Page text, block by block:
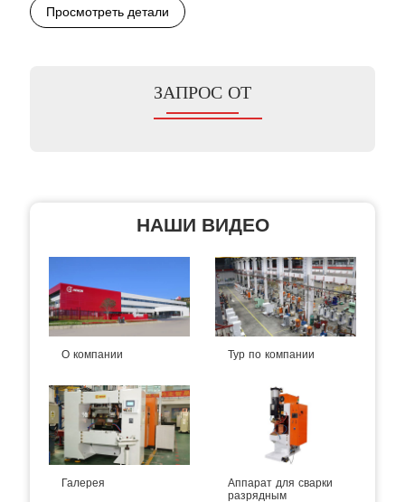
Просмотреть детали
ЗАПРОС ОТ
НАШИ ВИДЕО
О компании Тур по компании
Галерея Аппарат для сварки
разрядным